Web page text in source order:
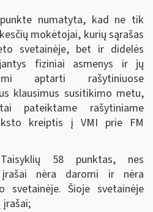
numatyta, kad ne tik
mokėtojai, kurių sąrašas
svetainėje, bet ir didelės
fiziniai asmenys ir jų
aptarti rašytiniuose
klausimus susitikimo metu,
pateiktame rašytiniame
kreiptis į VMI prie FM
58 punktas, nes
įrašai nėra daromi ir nėra
svetainėje. Šioje svetainėje